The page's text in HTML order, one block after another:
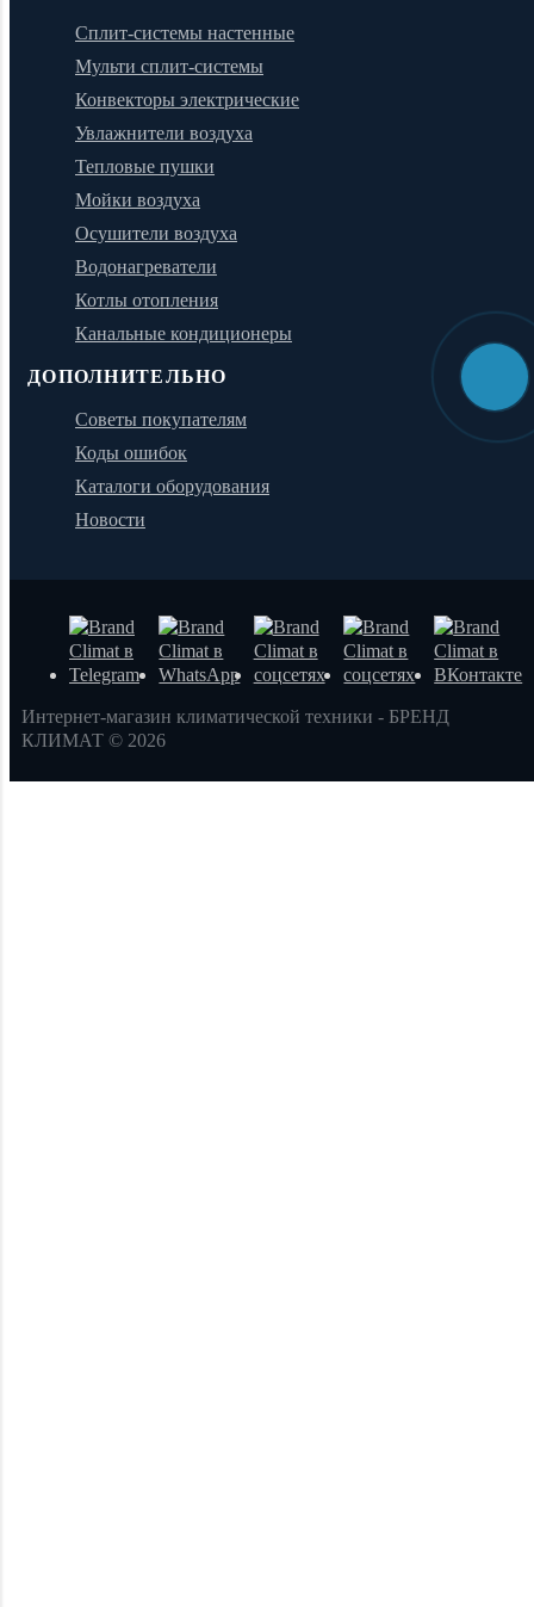
Сплит-системы настенные
Мульти сплит-системы
Конвекторы электрические
Увлажнители воздуха
Тепловые пушки
Мойки воздуха
Осушители воздуха
Водонагреватели
Котлы отопления
Канальные кондиционеры
ДОПОЛНИТЕЛЬНО
Советы покупателям
Коды ошибок
Каталоги оборудования
Новости
Интернет-магазин климатической техники - БРЕНД
КЛИМАТ © 2026